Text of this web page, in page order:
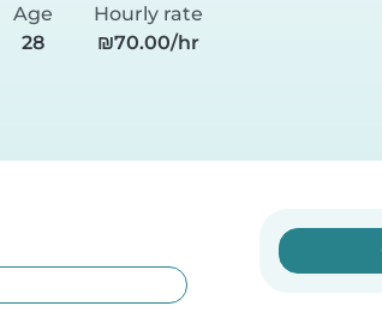
Age
28
Hourly rate
₪70.00/hr